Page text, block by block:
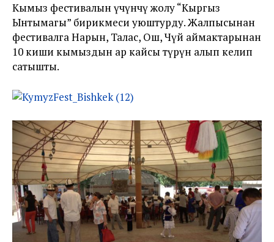
Кымыз фестивалын үчүнчү жолу “Кыргыз
Ынтымагы” бирикмеси уюштурду. Жалпысынан
фестивалга Нарын, Талас, Ош, Чүй аймактарынан
10 киши кымыздын ар кайсы түрүн алып келип
сатышты.